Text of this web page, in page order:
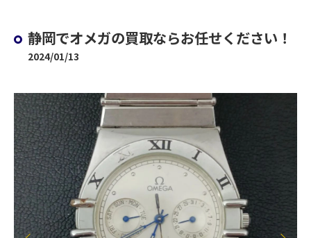
静岡でオメガの買取ならお任せください！
2024/01/13